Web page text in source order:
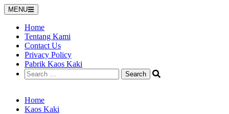
Skip
to
content
MENU
Home
Tentang Kami
Contact Us
Privacy Policy
Pabrik Kaos Kaki
Search
for:
Home
Kaos Kaki